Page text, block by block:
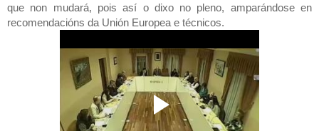
que non mudará, pois así o dixo no pleno, amparándose en
recomendacións da Unión Europea e técnicos.